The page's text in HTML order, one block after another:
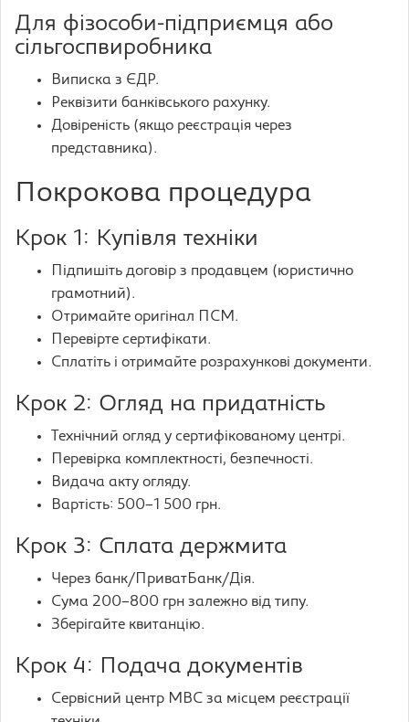
Для фізособи-підприємця або
сільгоспвиробника
Виписка з ЄДР.
Реквізити банківського рахунку.
Довіреність (якщо реєстрація через
представника).
Покрокова процедура
Крок 1: Купівля техніки
Підпишіть договір з продавцем (юристично
грамотний).
Отримайте оригінал ПСМ.
Перевірте сертифікати.
Сплатіть і отримайте розрахункові документи.
Крок 2: Огляд на придатність
Технічний огляд у сертифікованому центрі.
Перевірка комплектності, безпечності.
Видача акту огляду.
Вартість: 500–1 500 грн.
Крок 3: Сплата держмита
Через банк/ПриватБанк/Дія.
Сума 200–800 грн залежно від типу.
Зберігайте квитанцію.
Крок 4: Подача документів
Сервісний центр МВС за місцем реєстрації